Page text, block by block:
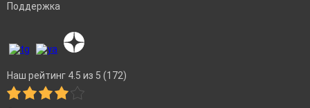
Поддержка
Наш рейтинг 4.5 из 5 (172)